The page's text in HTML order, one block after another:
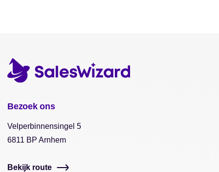
Bezoek ons
Velperbinnensingel 5
6811 BP Arnhem
Bekijk route